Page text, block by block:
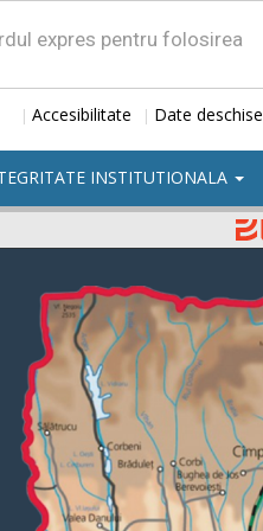
expres pentru folosirea
| Accesibilitate | Date deschise
INSTITUTIONALA